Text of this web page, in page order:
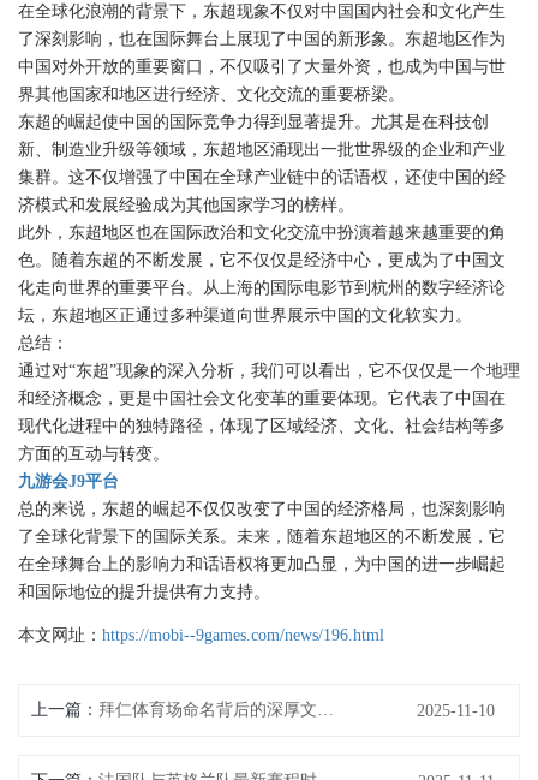
在全球化浪潮的背景下，东超现象不仅对中国国内社会和文化产生
了深刻影响，也在国际舞台上展现了中国的新形象。东超地区作为
中国对外开放的重要窗口，不仅吸引了大量外资，也成为中国与世
界其他国家和地区进行经济、文化交流的重要桥梁。
东超的崛起使中国的国际竞争力得到显著提升。尤其是在科技创
新、制造业升级等领域，东超地区涌现出一批世界级的企业和产业
集群。这不仅增强了中国在全球产业链中的话语权，还使中国的经
济模式和发展经验成为其他国家学习的榜样。
此外，东超地区也在国际政治和文化交流中扮演着越来越重要的角
色。随着东超的不断发展，它不仅仅是经济中心，更成为了中国文
化走向世界的重要平台。从上海的国际电影节到杭州的数字经济论
坛，东超地区正通过多种渠道向世界展示中国的文化软实力。
总结：
通过对“东超”现象的深入分析，我们可以看出，它不仅仅是一个地理
和经济概念，更是中国社会文化变革的重要体现。它代表了中国在
现代化进程中的独特路径，体现了区域经济、文化、社会结构等多
方面的互动与转变。
九游会J9平台
总的来说，东超的崛起不仅仅改变了中国的经济格局，也深刻影响
了全球化背景下的国际关系。未来，随着东超地区的不断发展，它
在全球舞台上的影响力和话语权将更加凸显，为中国的进一步崛起
和国际地位的提升提供有力支持。
本文网址： https://mobi--9games.com/news/196.html
上一篇： 2025-11-10